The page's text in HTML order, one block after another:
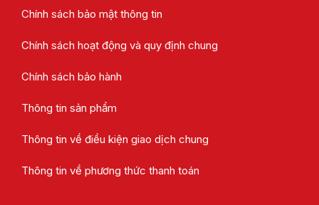
Chính sách bảo mật thông tin
Chính sách hoạt động và quy định chung
Chính sách bảo hành
Thông tin sản phẩm
Thông tin về điều kiện giao dịch chung
Thông tin về phương thức thanh toán